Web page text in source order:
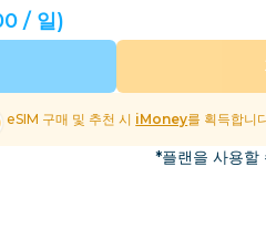
탐색
/ 일)
eSIM 구매 및 추천 시 iMoney를 획득합니
*플랜을 사용할